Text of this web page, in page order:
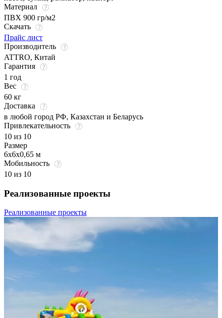
Материал
ПВХ 900 гр/м2
Скачать
Прайс лист
Производитель
ATTRO, Китай
Гарантия
1 год
Вес
60 кг
Доставка
в любой город РФ, Казахстан и Беларусь
Привлекательность
10 из 10
Размер
6х6х0,65 м
Мобильность
10 из 10
Реализованные проекты
Реализованные проекты